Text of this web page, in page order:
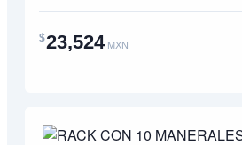
$23,524MXN